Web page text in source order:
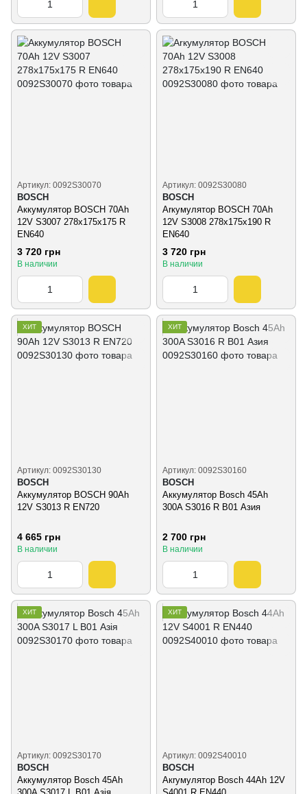
Артикул: 0092S30070
BOSCH
Аккумулятор BOSCH 70Ah
12V S3007 278x175x175 R
EN640
3 720 грн
В наличии
Артикул: 0092S30080
BOSCH
Аrкумулятор BOSCH 70Ah
12V S3008 278x175x190 R
EN640
3 720 грн
В наличии
ХИТ
Артикул: 0092S30130
BOSCH
Аккумулятор BOSCH 90Ah
12V S3013 R EN720
4 665 грн
В наличии
ХИТ
Артикул: 0092S30160
BOSCH
Аккумулятор Bosch 45Ah
300A S3016 R B01 Азия
2 700 грн
В наличии
ХИТ
Артикул: 0092S30170
BOSCH
Аккумулятор Bosch 45Ah
ХИТ
Артикул: 0092S40010
BOSCH
Акrумулятор Bosch 44Ah 12V